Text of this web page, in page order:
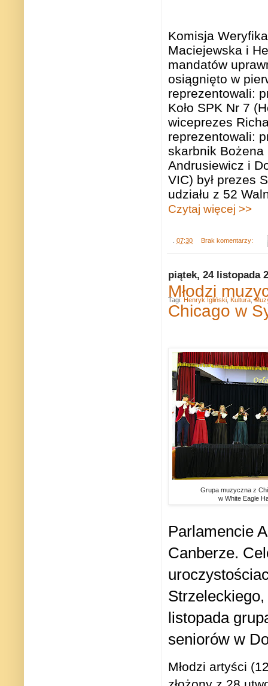
Komisja
Maciejewska i
mandatów
osiągnięto w
reprezentowali:
Koło SPK Nr 7
wiceprezes
reprezentowali:
skarbnik Bożena
Andrusiewicz i
VIC) był prezes
udziału z 52
Czytaj więcej >>
07:30 Brak komentarzy:
piątek, 24 listopada
Młodzi
Chicago w
Grupa muzyczna z
w White Eagle
Parlamencie
Canberze.
listopada
seniorów w
Młodzi artyści
Tagi: Henryk Igliński Kultura ,